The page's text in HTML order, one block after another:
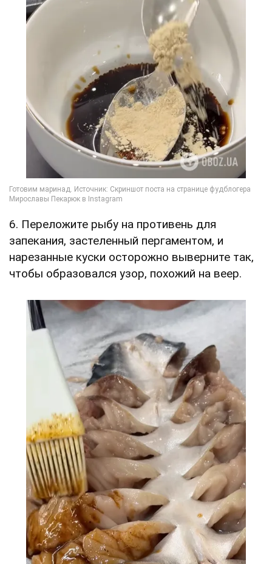
6. Переложите рыбу на противень для
запекания, застеленный пергаментом, и
нарезанные куски осторожно выверните так,
чтобы образовался узор, похожий на веер.